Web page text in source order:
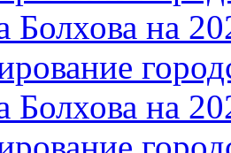
Болхова на
Болхова на